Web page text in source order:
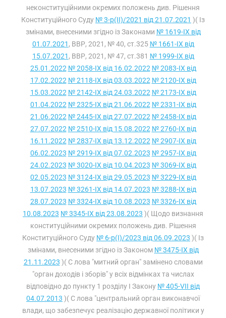
неконституційними окремих положень див. Рішення
Конституційного Суду № 3-р(II)/2021 від 21.07.2021 )( Із
змінами, внесеними згідно із Законами № 1619-IX від
01.07.2021 , ВВР, 2021, № 40, ст.325 № 1661-IX від
15.07.2021 , ВВР, 2021, № 47, ст.381 № 1999-IX від
25.01.2022 № 2058-IX від 16.02.2022 № 2083-IX від
17.02.2022 № 2118-IX від 03.03.2022 № 2120-IX від
15.03.2022 № 2142-IX від 24.03.2022 № 2173-IX від
01.04.2022 № 2325-IX від 21.06.2022 № 2331-IX від
21.06.2022 № 2445-IX від 27.07.2022 № 2458-IX від
27.07.2022 № 2510-IX від 15.08.2022 № 2760-IX від
16.11.2022 № 2837-IX від 13.12.2022 № 2907-IX від
06.02.2023 № 2919-IX від 07.02.2023 № 2957-IX від
24.02.2023 № 3020-IX від 10.04.2023 № 3069-IX від
02.05.2023 № 3124-IX від 29.05.2023 № 3229-IX від
13.07.2023 № 3261-IX від 14.07.2023 № 3288-IX від
28.07.2023 № 3324-IX від 10.08.2023 № 3326-IX від
10.08.2023 № 3345-IX від 23.08.2023 )( Щодо визнання
конституційними окремих положень див. Рішення
Конституційного Суду № 6-р(I)/2023 від 06.09.2023 )( Із
змінами, внесеними згідно із Законом № 3475-IX від
21.11.2023 )( С лова "митний орган" замінено словами
"орган доходів і зборів" у всіх відмінках та числах
відповідно до пункту 1 розділу I Закону № 405-VII від
04.07.2013 )( С лова "центральний орган виконавчої
влади, що забезпечує реалізацію державної політики у